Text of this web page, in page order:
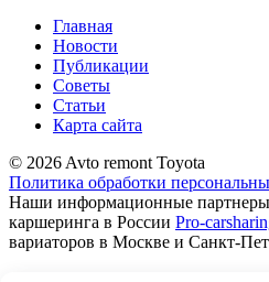
Главная
Новости
Публикации
Советы
Статьи
Карта сайта
© 2026 Avto remont Toyota
Политика обработки
Наши информационные
каршеринга в России Pro-
вариаторов в Москве и Санкт-